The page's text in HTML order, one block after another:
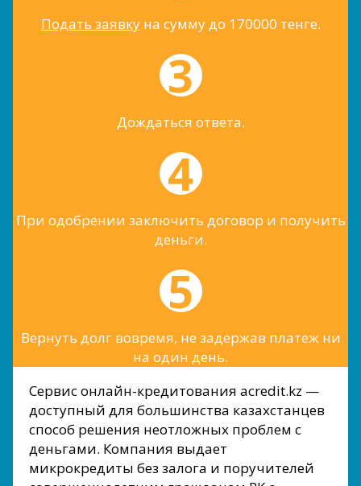
Подать заявкуна сумму до 170000 тенге.
Дождаться ответа.
При одобрении заключить договор и получить
деньги.
Вернуть долг вовремя, не задержав платеж ни
на один день.
Сервис онлайн-кредитования acredit.kz —
доступный для большинства казахстанцев
способ решения неотложных проблем с
деньгами. Компания выдает
микрокредиты без залога и поручителей